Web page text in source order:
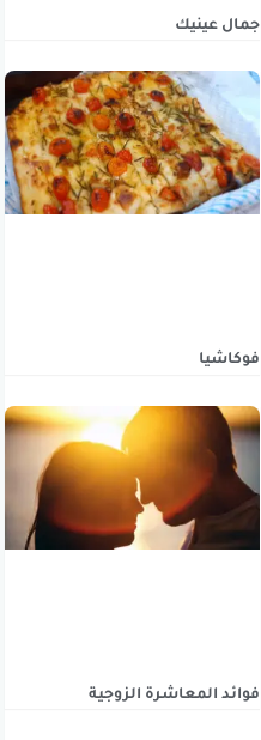
جمال عينيك
فوكاشيا
فوائد المعاشرة الزوجية